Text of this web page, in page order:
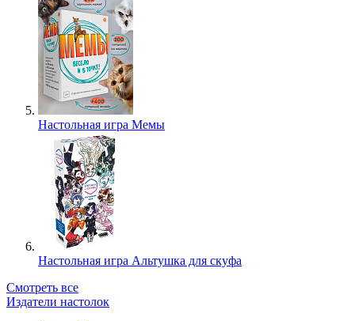
Настольная игра Мемы
Настольная игра Альтушка для скуфа
Смотреть все
Издатели настолок